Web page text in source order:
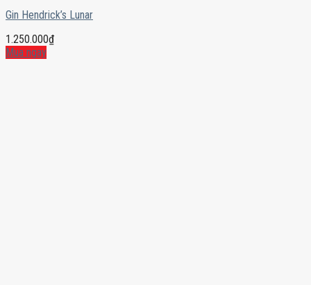
Gin Hendrick’s Lunar
1.250.000₫
Mua ngay